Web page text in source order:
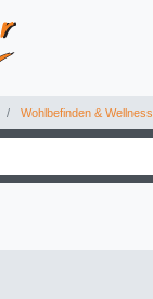
Wohlbefinden & Wellness